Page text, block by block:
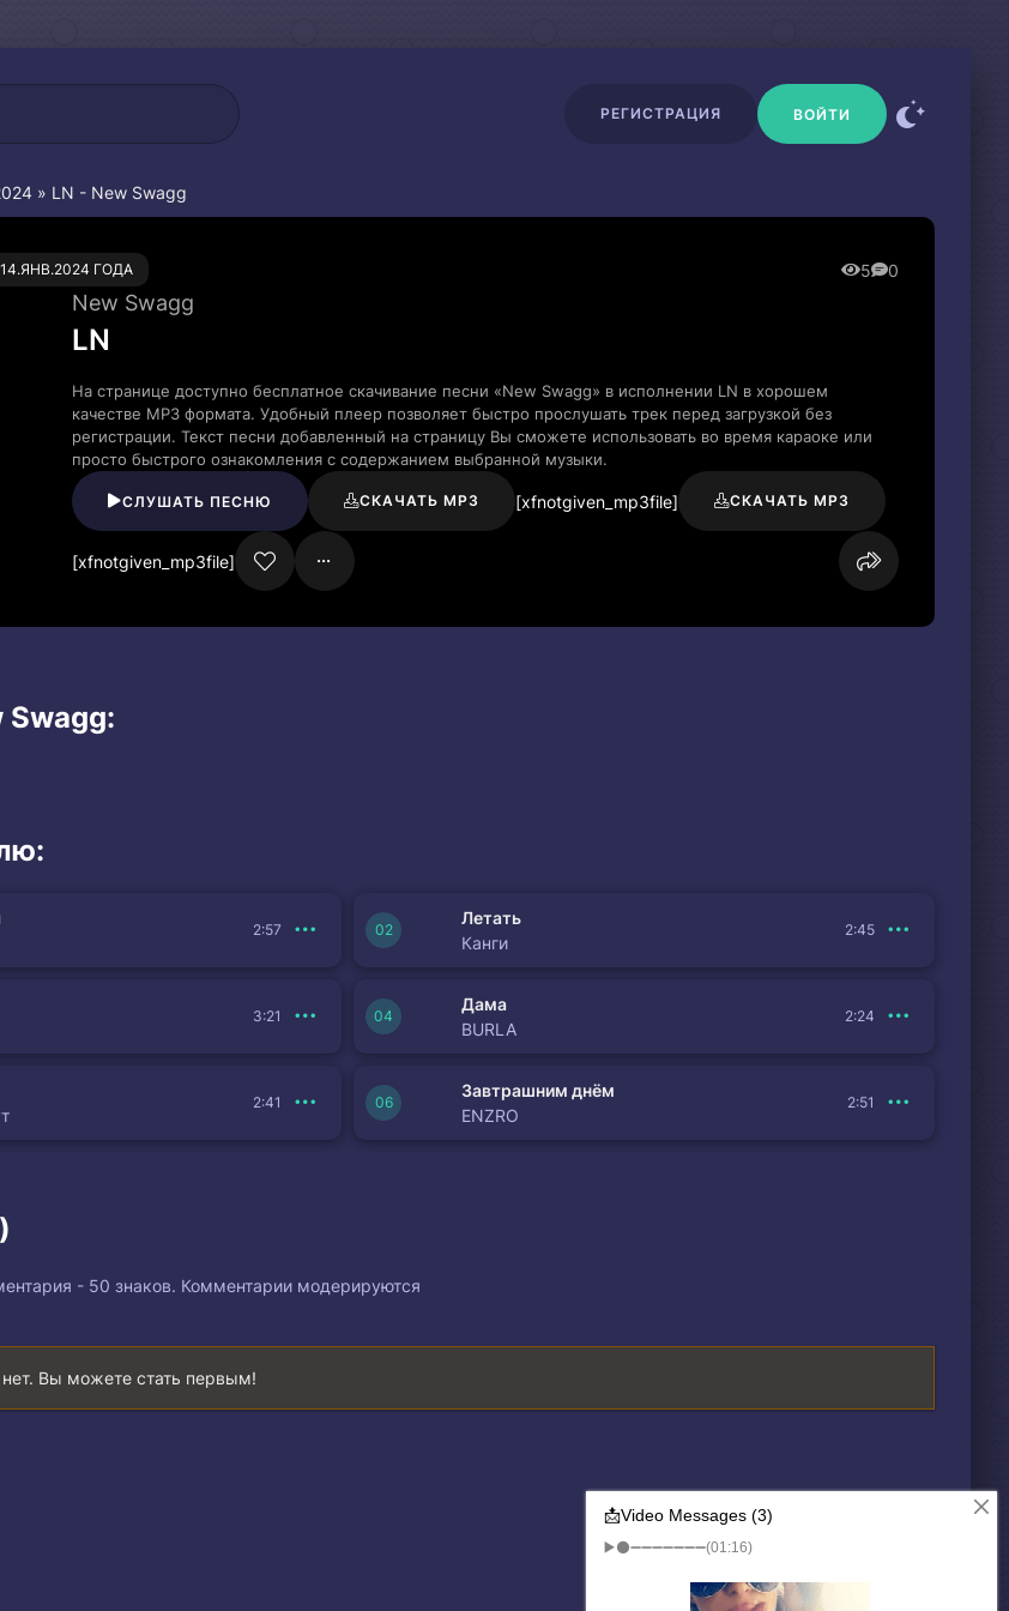
РЕГИСТРАЦИЯ ВОЙТИ
» LN - New Swagg
14.ЯНВ.2024 ГОДА 5 0
New Swagg
LN
На странице доступно бесплатное скачивание песни «New Swagg» в исполнении LN в хорошем
качестве MP3 формата. Удобный плеер позволяет быстро прослушать трек перед загрузкой без
регистрации. Текст песни добавленный на страницу Вы сможете использовать во время караоке или
просто быстрого ознакомления с содержанием выбранной музыки.
СЛУШАТЬ ПЕСНЮ СКАЧАТЬ MP3 [xfnotgiven_mp3file] СКАЧАТЬ MP3
[xfnotgiven_mp3file]
Swagg:
2:57
Летать
Канги
2:45
3:21
Дама
BURLA
2:24
2:41
Завтрашним днём
ENZRO
2:51
- 50 знаков. Комментарии модерируются
Вы можете стать первым!